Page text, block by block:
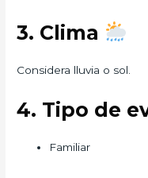
3. Clima
Considera lluvia o sol.
4. Tipo de
Familiar